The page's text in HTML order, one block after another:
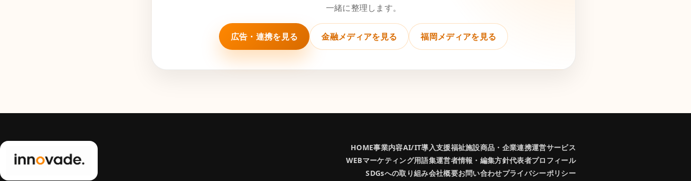
一緒に整理します。
広告・連携を見る 金融メディアを見る 福岡メディアを見る
HOME事業内容AI/IT導入支援福祉施設商品・企業連携運営サービス
WEBマーケティング用語集運営者情報・編集方針代表者プロフィール
SDGsへの取り組み会社概要お問い合わせプライバシーポリシー